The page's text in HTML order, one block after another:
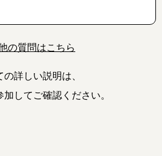
の質問はこちら
詳しい説明は、
加してご確認ください。